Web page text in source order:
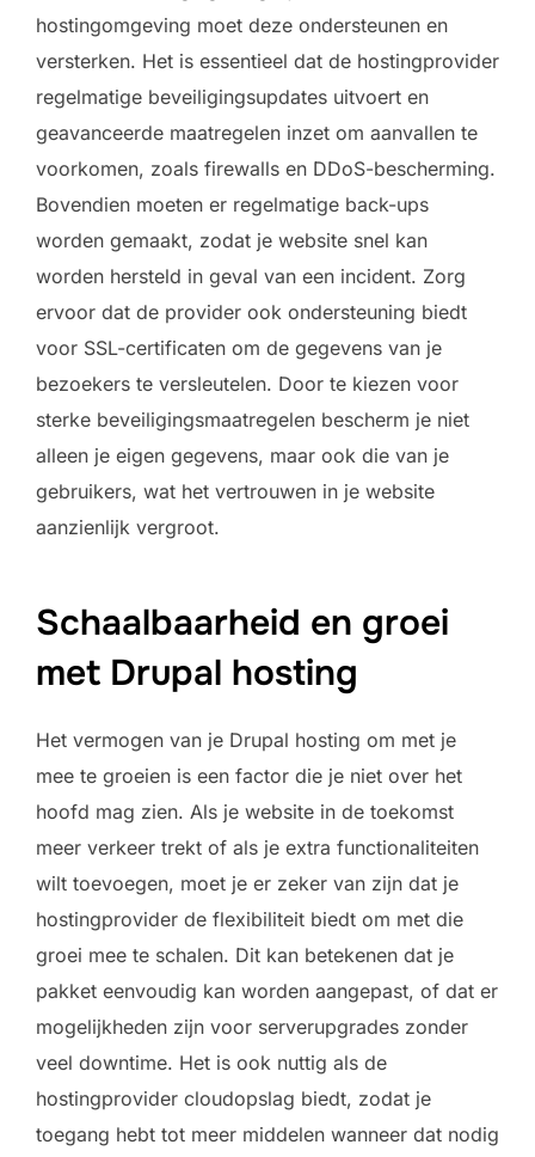
hostingomgeving moet deze ondersteunen en
versterken. Het is essentieel dat de hostingprovider
regelmatige beveiligingsupdates uitvoert en
geavanceerde maatregelen inzet om aanvallen te
voorkomen, zoals firewalls en DDoS-bescherming.
Bovendien moeten er regelmatige back-ups
worden gemaakt, zodat je website snel kan
worden hersteld in geval van een incident. Zorg
ervoor dat de provider ook ondersteuning biedt
voor SSL-certificaten om de gegevens van je
bezoekers te versleutelen. Door te kiezen voor
sterke beveiligingsmaatregelen bescherm je niet
alleen je eigen gegevens, maar ook die van je
gebruikers, wat het vertrouwen in je website
aanzienlijk vergroot.
Schaalbaarheid en groei
met Drupal hosting
Het vermogen van je Drupal hosting om met je
mee te groeien is een factor die je niet over het
hoofd mag zien. Als je website in de toekomst
meer verkeer trekt of als je extra functionaliteiten
wilt toevoegen, moet je er zeker van zijn dat je
hostingprovider de flexibiliteit biedt om met die
groei mee te schalen. Dit kan betekenen dat je
pakket eenvoudig kan worden aangepast, of dat er
mogelijkheden zijn voor serverupgrades zonder
veel downtime. Het is ook nuttig als de
hostingprovider cloudopslag biedt, zodat je
toegang hebt tot meer middelen wanneer dat nodig